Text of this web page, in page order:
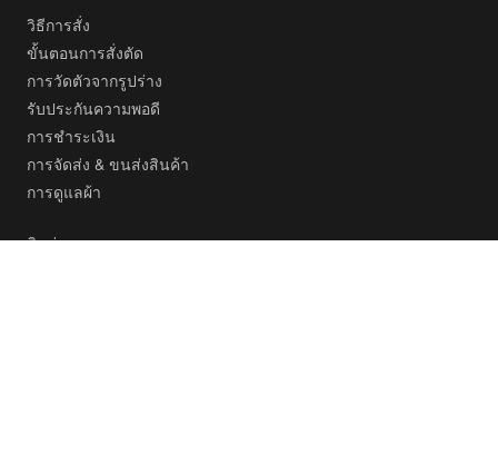
วิธีการสั่ง
ขั้นตอนการสั่งตัด
การวัดตัวจากรูปร่าง
รับประกันความพอดี
การชำระเงิน
การจัดส่ง & ขนส่งสินค้า
การดูแลผ้า
ติดต่อเรา